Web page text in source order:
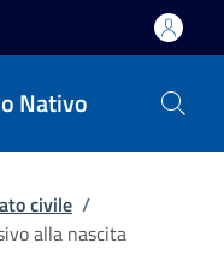
Nativo
civile /
alla nascita